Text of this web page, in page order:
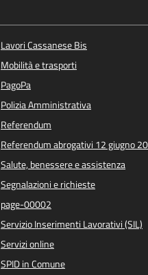
Lavori Cassanese Bis
Mobilità e trasporti
PagoPa
Polizia Amministrativa
Referendum
Referendum abrogativi 12 giugno
Salute, benessere e assistenza
Segnalazioni e richieste
page-00002
Servizio Inserimenti Lavorativi (SIL)
Servizi online
SPID in Comune